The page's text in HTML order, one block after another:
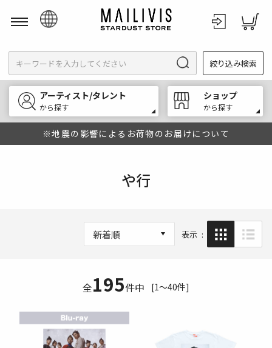
English
한국어
中文
絞り込み検索
アーティスト/タレント
から探す
ショップ
から探す
※地震の影響によるお荷物のお届けについて
や行
表示
新着順
[1～40件]
全195件中